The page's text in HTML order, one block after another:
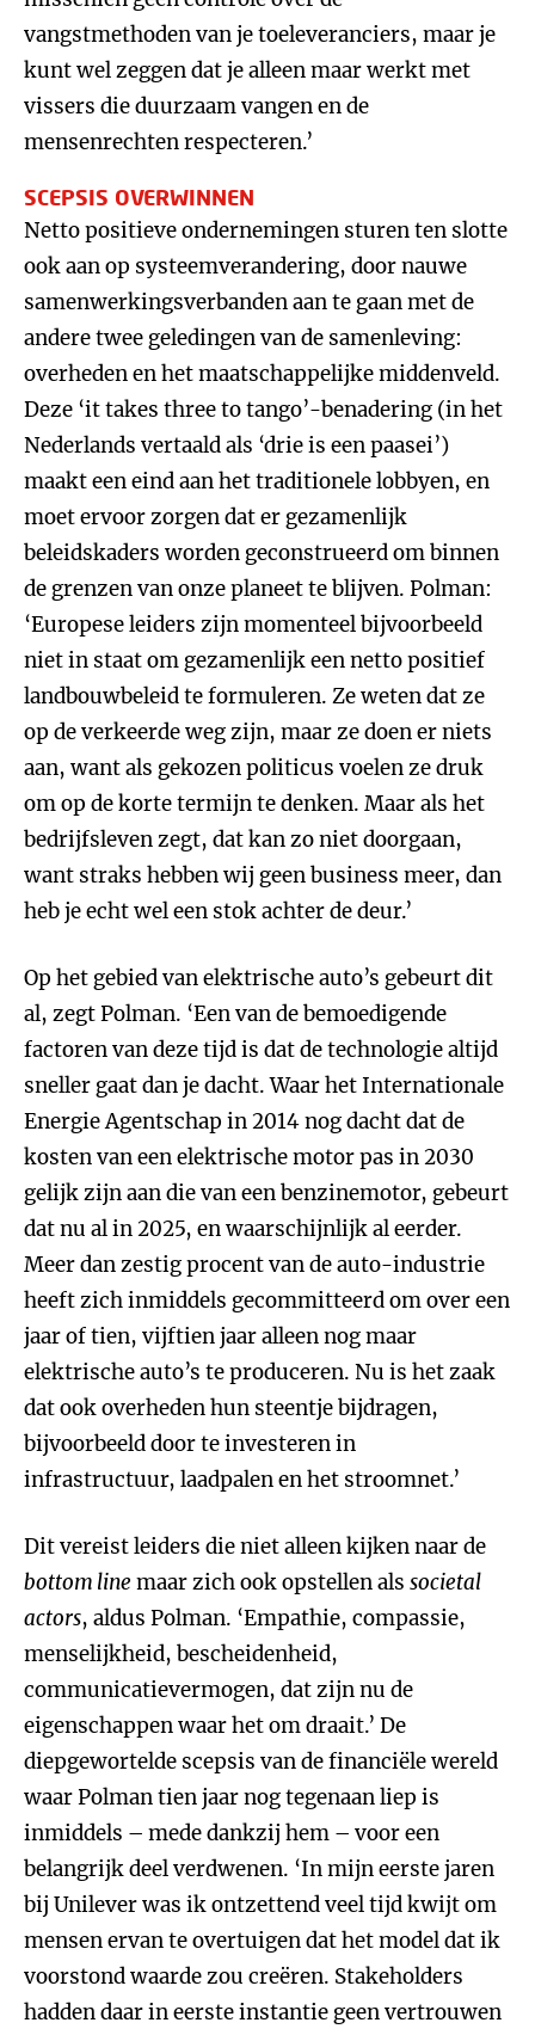
vangstmethoden van je toeleveranciers, maar je
kunt wel zeggen dat je alleen maar werkt met
vissers die duurzaam vangen en de
mensenrechten respecteren.’
SCEPSIS OVERWINNEN
Netto positieve ondernemingen sturen ten slotte
ook aan op systeemverandering, door nauwe
samenwerkingsverbanden aan te gaan met de
andere twee geledingen van de samenleving:
overheden en het maatschappelijke middenveld.
Deze ‘it takes three to tango’-benadering (in het
Nederlands vertaald als ‘drie is een paasei’)
maakt een eind aan het traditionele lobbyen, en
moet ervoor zorgen dat er gezamenlijk
beleidskaders worden geconstrueerd om binnen
de grenzen van onze planeet te blijven. Polman:
‘Europese leiders zijn momenteel bijvoorbeeld
niet in staat om gezamenlijk een netto positief
landbouwbeleid te formuleren. Ze weten dat ze
op de verkeerde weg zijn, maar ze doen er niets
aan, want als gekozen politicus voelen ze druk
om op de korte termijn te denken. Maar als het
bedrijfsleven zegt, dat kan zo niet doorgaan,
want straks hebben wij geen business meer, dan
heb je echt wel een stok achter de deur.’
Op het gebied van elektrische auto’s gebeurt dit
al, zegt Polman. ‘Een van de bemoedigende
factoren van deze tijd is dat de technologie altijd
sneller gaat dan je dacht. Waar het Internationale
Energie Agentschap in 2014 nog dacht dat de
kosten van een elektrische motor pas in 2030
gelijk zijn aan die van een benzinemotor, gebeurt
dat nu al in 2025, en waarschijnlijk al eerder.
Meer dan zestig procent van de auto-industrie
heeft zich inmiddels gecommitteerd om over een
jaar of tien, vijftien jaar alleen nog maar
elektrische auto’s te produceren. Nu is het zaak
dat ook overheden hun steentje bijdragen,
bijvoorbeeld door te investeren in
infrastructuur, laadpalen en het stroomnet.’
Dit vereist leiders die niet alleen kijken naar de
bottom line maar zich ook opstellen als societal
actors, aldus Polman. ‘Empathie, compassie,
menselijkheid, bescheidenheid,
communicatievermogen, dat zijn nu de
eigenschappen waar het om draait.’ De
diepgewortelde scepsis van de financiële wereld
waar Polman tien jaar nog tegenaan liep is
inmiddels – mede dankzij hem – voor een
belangrijk deel verdwenen. ‘In mijn eerste jaren
bij Unilever was ik ontzettend veel tijd kwijt om
mensen ervan te overtuigen dat het model dat ik
voorstond waarde zou creëren. Stakeholders
hadden daar in eerste instantie geen vertrouwen